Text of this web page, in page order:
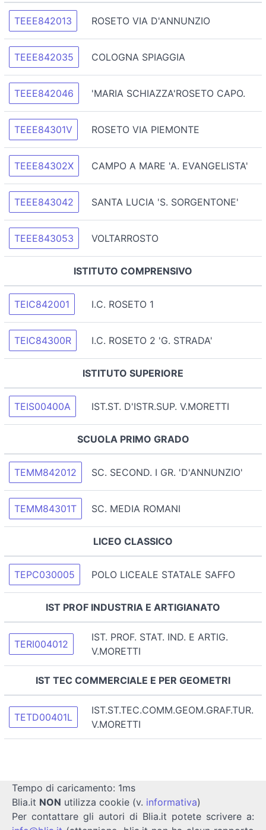
TEEE842013 ROSETO VIA D'ANNUNZIO
TEEE842035 COLOGNA SPIAGGIA
TEEE842046 'MARIA SCHIAZZA'ROSETO CAPO.
TEEE84301V ROSETO VIA PIEMONTE
TEEE84302X CAMPO A MARE 'A. EVANGELISTA'
TEEE843042 SANTA LUCIA 'S. SORGENTONE'
TEEE843053 VOLTARROSTO
ISTITUTO COMPRENSIVO
TEIC842001 I.C. ROSETO 1
TEIC84300R I.C. ROSETO 2 'G. STRADA'
ISTITUTO SUPERIORE
TEIS00400A IST.ST. D'ISTR.SUP. V.MORETTI
SCUOLA PRIMO GRADO
TEMM842012 SC. SECOND. I GR. 'D'ANNUNZIO'
TEMM84301T SC. MEDIA ROMANI
LICEO CLASSICO
TEPC030005 POLO LICEALE STATALE SAFFO
IST PROF INDUSTRIA E ARTIGIANATO
TERI004012
IST. PROF. STAT. IND. E ARTIG.
V.MORETTI
IST TEC COMMERCIALE E PER GEOMETRI
TETD00401L
IST.ST.TEC.COMM.GEOM.GRAF.TUR.
V.MORETTI
Tempo di caricamento: 1ms
Blia.it NON utilizza cookie (v. informativa)
Per contattare gli autori di Blia.it potete scrivere a: